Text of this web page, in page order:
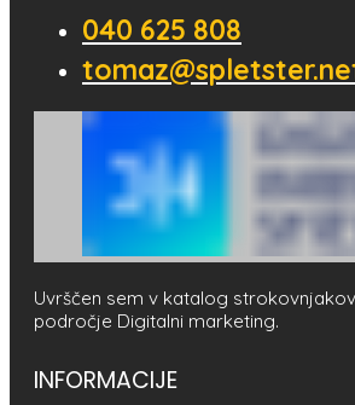
040 625 808
Uvrščen sem v katalog
področje Digitalni marketing.
INFORMACIJE